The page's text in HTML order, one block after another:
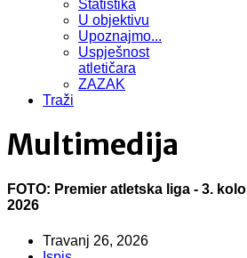
Statistika
U objektivu
Upoznajmo...
Uspješnost
atletičara
ZAZAK
Traži
Multimedija
FOTO: Premier atletska liga - 3. kolo
2026
Travanj 26, 2026